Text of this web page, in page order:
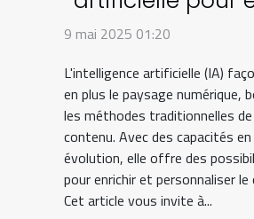
le contenu
9 mai 2025 01:20
L'intelligence artificielle (IA)
en plus le paysage numérique,
les méthodes traditionnelles
contenu. Avec des capacités
évolution, elle offre des
pour enrichir et personnaliser
Cet article vous invite à...